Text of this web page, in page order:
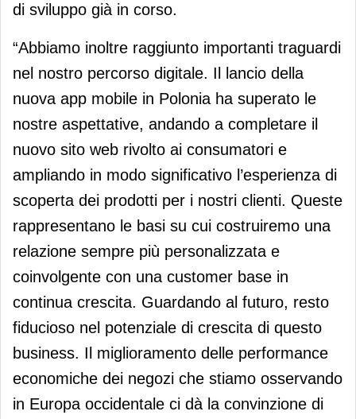
di sviluppo già in corso.
“Abbiamo inoltre raggiunto importanti traguardi
nel nostro percorso digitale. Il lancio della
nuova app mobile in Polonia ha superato le
nostre aspettative, andando a completare il
nuovo sito web rivolto ai consumatori e
ampliando in modo significativo l’esperienza di
scoperta dei prodotti per i nostri clienti. Queste
rappresentano le basi su cui costruiremo una
relazione sempre più personalizzata e
coinvolgente con una customer base in
continua crescita. Guardando al futuro, resto
fiducioso nel potenziale di crescita di questo
business. Il miglioramento delle performance
economiche dei negozi che stiamo osservando
in Europa occidentale ci dà la convinzione di